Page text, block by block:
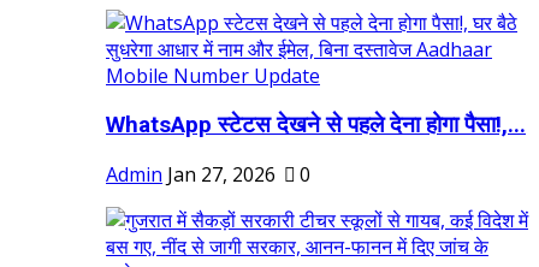
WhatsApp स्टेटस देखने से पहले देना होगा पैसा!,...
Admin Jan 27, 2026 0